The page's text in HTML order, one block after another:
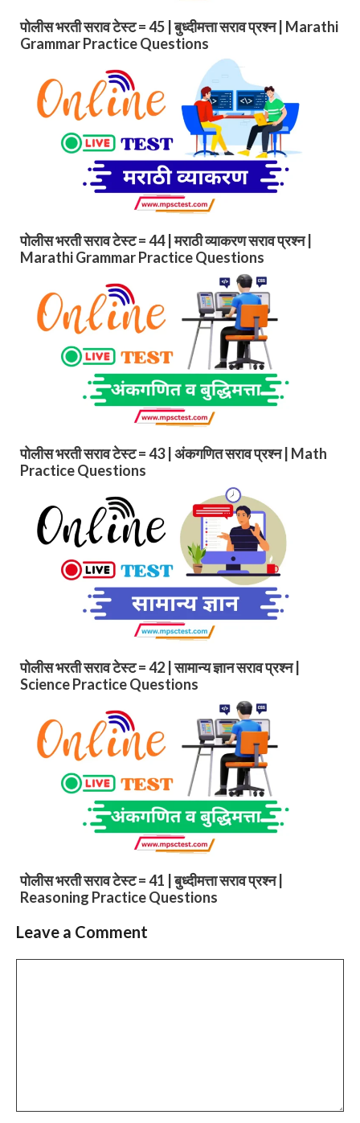
पोलीस भरती सराव टेस्ट = 45 | बुध्दीमत्ता सराव प्रश्न | Marathi
Grammar Practice Questions
पोलीस भरती सराव टेस्ट = 44 | मराठी व्याकरण सराव प्रश्न |
Marathi Grammar Practice Questions
पोलीस भरती सराव टेस्ट = 43 | अंकगणित सराव प्रश्न | Math
Practice Questions
पोलीस भरती सराव टेस्ट = 42 | सामान्य ज्ञान सराव प्रश्न |
Science Practice Questions
पोलीस भरती सराव टेस्ट = 41 | बुध्दीमत्ता सराव प्रश्न |
Reasoning Practice Questions
Leave a Comment